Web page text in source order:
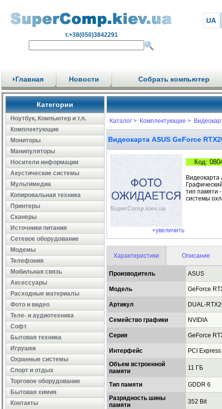
т.+38(050)3842291
UA
Главная Новости Собрать компьютер
Категории
Ноутбук, Компьютер и т.п.
Комплектующие
Мониторы
Манипуляторы
Носители информации
Акустические системы
Мультимедиа
Копировальная техника
Принтеры
Сканеры
Источники питания
Сетевое оборудование
Модемы
Телефония
Мобильная связь
Аксессуары
Расходные материалы
Фото и видео
Теле- и аудиотехника
Софт
Бытовая техника
Игрушки
Охранные системы
Cпорт и отдых
Торговое оборудование
Бытовая химия
Контакты
Каталог > Комплектующие >
Видеокарта ASUS GeForce
+увеличить
Код:
Видеокарта
тип памяти
системы
Характеристики Описание
Производитель ASUS
Модель GeForce
Артикул DUAL-
Семейство графики NVIDIA
Серия GeForce
Интерфейс
PCI
Объем встроенной
памяти
11 ГБ
Тип памяти
GDDR 6
Разрядность шины
памяти
352 Bit